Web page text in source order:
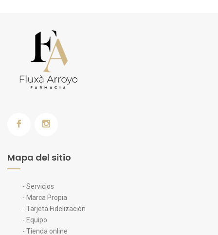
Mapa del sitio
- Servicios
- Marca Propia
- Tarjeta Fidelización
- Equipo
- Tienda online